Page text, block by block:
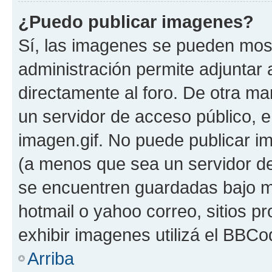
¿Puedo publicar imagenes?
Sí, las imagenes se pueden
administración permite
directamente al foro. De otra
un servidor de acceso público,
imagen.gif. No puede publicar
(a menos que sea un servidor
se encuentren guardadas bajo
hotmail o yahoo correo, sitios
exhibir imagenes utilizá el
Arriba